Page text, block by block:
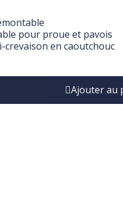
pour proue et pavois
crevaison en caoutchouc
Ajouter au